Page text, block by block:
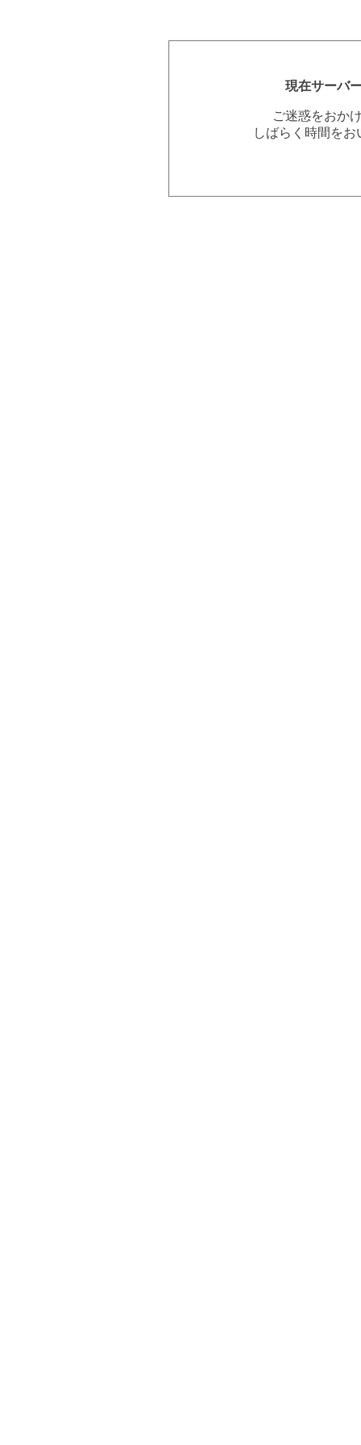
現在サーバ
ご迷惑をおか
しばらく時間を